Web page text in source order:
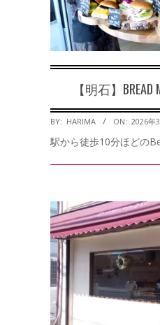
【明石】BREAD
2026-
03-
BY: HARIMA ON: 2026年
駅から徒歩10分ほどの